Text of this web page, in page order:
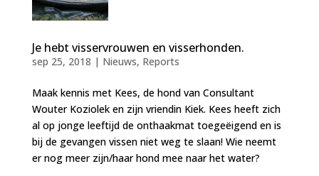
Je hebt visservrouwen en visserhonden.
sep 25, 2018 | Nieuws, Reports
Maak kennis met Kees, de hond van Consultant
Wouter Koziolek en zijn vriendin Kiek. Kees heeft zich
al op jonge leeftijd de onthaakmat toegeëigend en is
bij de gevangen vissen niet weg te slaan! Wie neemt
er nog meer zijn/haar hond mee naar het water?